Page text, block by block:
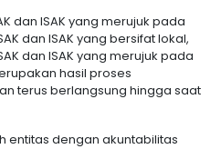
dan ISAK yang merujuk pada
dan ISAK yang bersifat lokal,
dan ISAK yang merujuk pada
hasil proses
terus berlangsung hingga saat
entitas dengan akuntabilitas